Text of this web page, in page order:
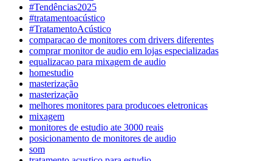
#Tendências2025
#tratamentoacústico
#TratamentoAcústico
comparacao de monitores com drivers diferentes
comprar monitor de audio em lojas especializadas
equalizacao para mixagem de audio
homestudio
masterização
masterização
melhores monitores para producoes eletronicas
mixagem
monitores de estudio ate 3000 reais
posicionamento de monitores de audio
som